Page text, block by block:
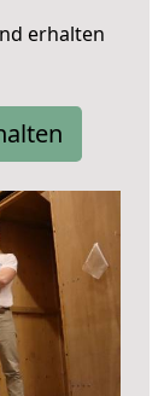
erhalten